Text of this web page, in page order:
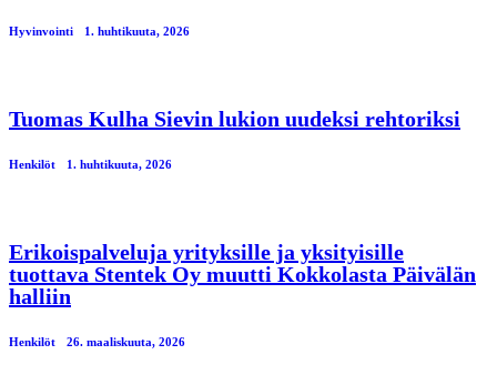
Hyvinvointi 1. huhtikuuta, 2026
Tuomas Kulha Sievin lukion uudeksi rehtoriksi
Henkilöt 1. huhtikuuta, 2026
Erikoispalveluja yrityksille ja yksityisille
tuottava Stentek Oy muutti Kokkolasta Päivälän
halliin
Henkilöt 26. maaliskuuta, 2026